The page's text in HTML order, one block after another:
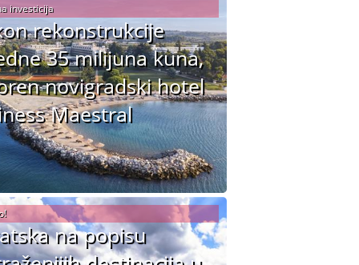
rekonstrukcije
35 milijuna kuna,
novigradski hotel
Maestral
investicija
na popisu